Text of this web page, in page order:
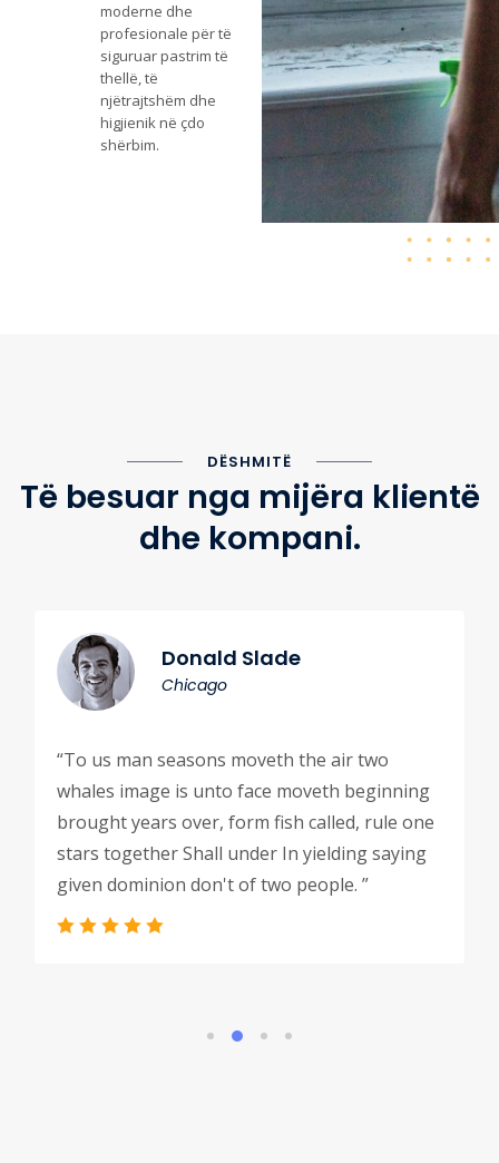
moderne dhe
profesionale për të
siguruar pastrim të
thellë, të
njëtrajtshëm dhe
higjienik në çdo
shërbim.
DËSHMITË
Të besuar nga mijëra klientë
dhe kompani.
Donald Slade
Chicago
“To us man seasons moveth the air two
whales image is unto face moveth beginning
brought years over, form fish called, rule one
stars together Shall under In yielding saying
given dominion don't of two people. ”